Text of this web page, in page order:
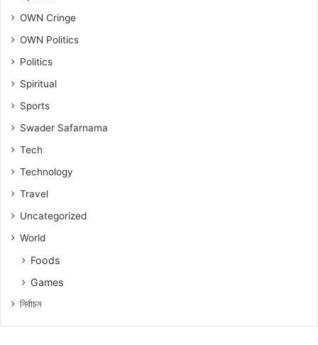
OWN Cringe
OWN Politics
Politics
Spiritual
Sports
Swader Safarnama
Tech
Technology
Travel
Uncategorized
World
Foods
Games
নিৰ্বাচন